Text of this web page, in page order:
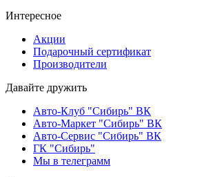
Интересное
Акции
Подарочный сертификат
Производители
Давайте дружить
Авто-Клуб "Сибирь" ВК
Авто-Маркет "Сибирь" ВК
Авто-Сервис "Сибирь" ВК
ГК "Сибирь"
Мы в телеграмм